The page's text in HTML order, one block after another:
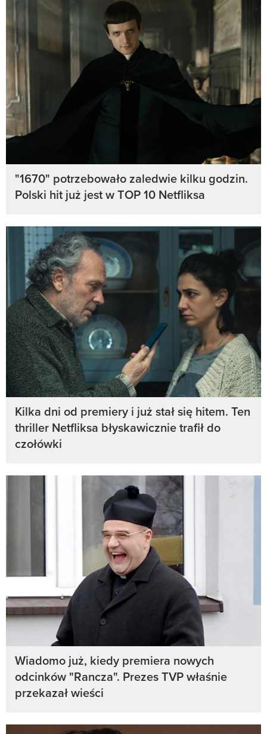
"1670" potrzebowało zaledwie kilku godzin.
Polski hit już jest w TOP 10 Netfliksa
Kilka dni od premiery i już stał się hitem. Ten
thriller Netfliksa błyskawicznie trafił do
czołówki
Wiadomo już, kiedy premiera nowych
odcinków "Rancza". Prezes TVP właśnie
przekazał wieści